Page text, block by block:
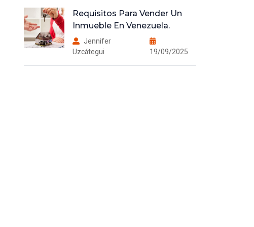
Requisitos Para Vender Un
Inmueble En Venezuela.
Jennifer
Uzcátegui
19/09/2025